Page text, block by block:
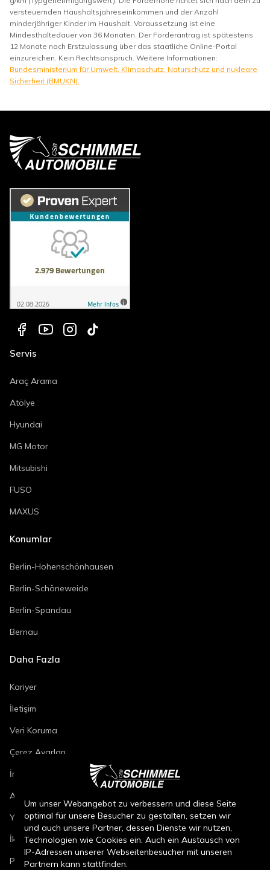
versteuernden Haushaltsjahreseinkommen und der Anzahl
minderjähriger Kinder im Haushalt. Voraussetzung ist eine
Mindesthaltedauer von 36 Monaten. Der Förderantrag ist spätestens
12 Monate nach Erstzulassung über das staatliche Online-Portal
einzureichen. Kein Rechtsanspruch. Weitere Informationen:
Bundesministerium für Umwelt, Klimaschutz, Naturschutz und nukleare
Sicherheit (BMUKN).
Servis
Araç Arama
Atölye
Hyundai
MG Motor
Mitsubishi
FUSO
MAXUS
Konumlar
Berlin-Hohenschönhausen
Berlin-Schöneweide
Berlin-Spandau
Bernau
Daha Fazla
Kariyer
İletişim
Veri Koruma
Çerez Ayarları
İmza
Araç Onarım Koşulları
Yeni Araç Satış Koşulları
İkinci El Araç Satış Koşulları
Parça Satış Koşulları
Um unser Webangebot zu verbessern und diese Seite
optimal für unsere Besucher zu gestalten, setzen wir
und auch unsere Partner, dessen Dienste wir nutzen,
Technologien wie Cookies ein. Auch ein Austausch von
IP-Adressen unserer Webseitenbesucher mit unseren
Partnern kann stattfinden.